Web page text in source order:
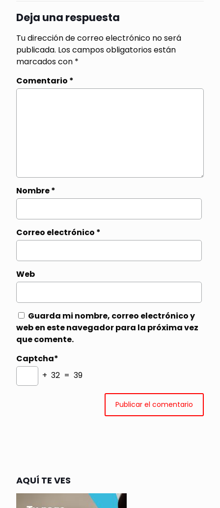
Deja una respuesta
Tu dirección de correo electrónico no será
publicada. Los campos obligatorios están
marcados con *
Comentario *
Nombre*
Correo electrónico *
Web
Guarda mi nombre, correo electrónico y
web en este navegador para la próxima vez
que comente.
Captcha*
+ 32 = 39
AQUÍ TE VES